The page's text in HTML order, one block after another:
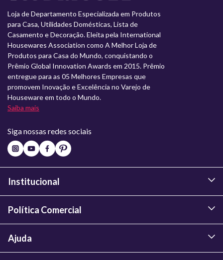
Loja de Departamento Especializada em Produtos
para Casa, Utilidades Domésticas, Lista de
Casamento e Decoração. Eleita pela International
Housewares Association como A Melhor Loja de
Produtos para Casa do Mundo, conquistando o
Prêmio Global Innovation Awards em 2015. Prêmio
entregue para as 05 Melhores Empresas que
promovem Inovação e Excelência no Varejo de
Houseware em todo o Mundo.
Saiba mais
Siga nossas redes sociais
Institucional
Política Comercial
Ajuda